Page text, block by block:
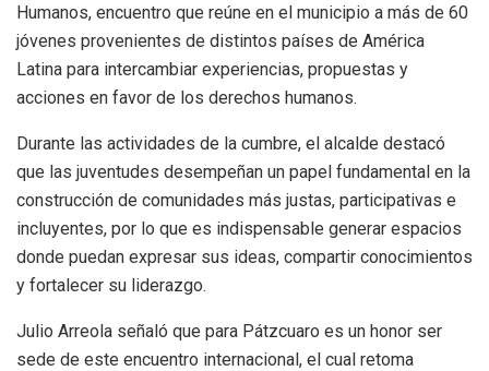
Humanos, encuentro que reúne en el municipio a más de 60
jóvenes provenientes de distintos países de América
Latina para intercambiar experiencias, propuestas y
acciones en favor de los derechos humanos.
Durante las actividades de la cumbre, el alcalde destacó
que las juventudes desempeñan un papel fundamental en la
construcción de comunidades más justas, participativas e
incluyentes, por lo que es indispensable generar espacios
donde puedan expresar sus ideas, compartir conocimientos
y fortalecer su liderazgo.
Julio Arreola señaló que para Pátzcuaro es un honor ser
sede de este encuentro internacional, el cual retoma